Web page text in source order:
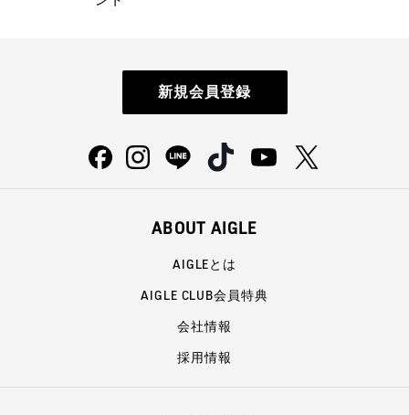
新規会員登録
ABOUT AIGLE
AIGLEとは
AIGLE CLUB会員特典
会社情報
採用情報